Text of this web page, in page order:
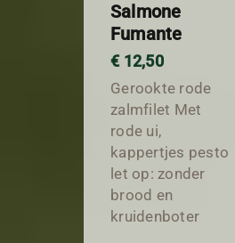
Salmone
Fumante
€ 12,50
Gerookte rode
zalmfilet Met
rode ui,
kappertjes pesto
let op: zonder
brood en
kruidenboter